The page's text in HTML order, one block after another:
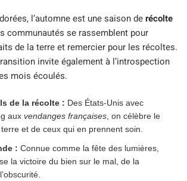
l’automne est une saison derécolte
communautés se rassemblent pour
de la terre et remercier pour les récoltes.
invite également à l’introspection
mois écoulés.
de la récolte : Des États-Unis avec
aux vendanges françaises, on célèbre le
et de ceux qui en prennent soin.
: Connue comme la fête des lumières,
la victoire du bien sur le mal, de la